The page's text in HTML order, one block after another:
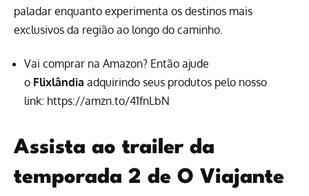
paladar enquanto experimenta os destinos mais
exclusivos da região ao longo do caminho.
Vai comprar na Amazon? Então ajude
o Flixlândia adquirindo seus produtos pelo nosso
link: https://amzn.to/41fnLbN
Assista ao trailer da
temporada 2 de O Viajante